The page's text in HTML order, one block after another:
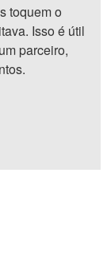
toquem o
Isso é útil
parceiro,